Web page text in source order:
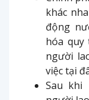
khác
động
hóa quy
người
việc tại
Sau khi